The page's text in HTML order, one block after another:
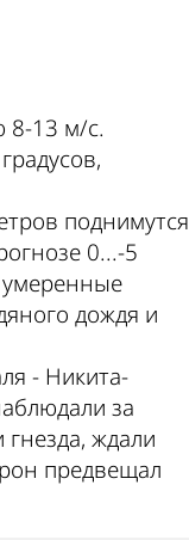
8-13 м/с.
поднимутся
0...-5
дождя и
- Никита-
за
ждали
предвещал